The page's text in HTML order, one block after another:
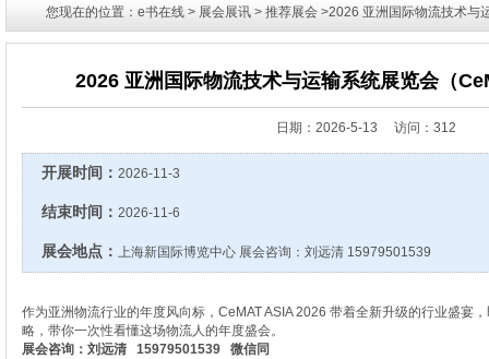
您现在的位置：e书在线 > 展会展讯 > 推荐展会 >2026 亚洲国际物流技术与
2026 亚洲国际物流技术与运输系统展览会（
日期： 2026-5-13 访问：312
开展时间： 2026-11-3
结束时间： 2026-11-6
展会地点： 上海新国际博览中心 展会咨询：刘远清 15979501539
作为亚洲物流行业的年度风向标，CeMAT ASIA 2026 带着全新升级的行业盛宴
略，带你一次性看懂这场物流人的年度盛会。
展会咨询：刘远清 15979501539 微信同